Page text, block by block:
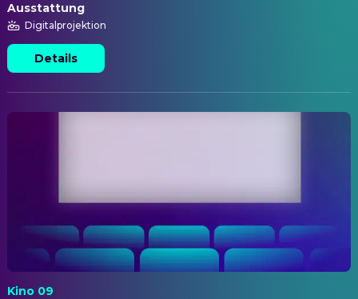
Ausstattung
Digitalprojektion
Details
Kino 09